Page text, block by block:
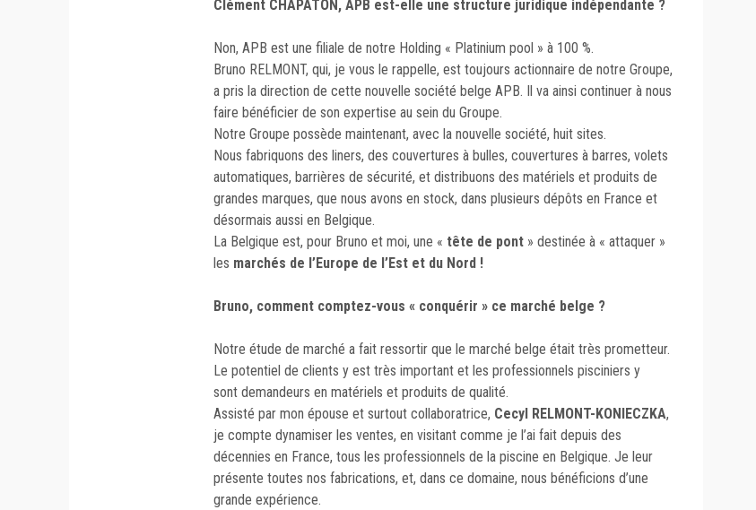
Clément CHAPATON, APB est-elle une structure juridique indépendante ?
Non, APB est une filiale de notre Holding « Platinium pool » à 100 %.
Bruno RELMONT, qui, je vous le rappelle, est toujours actionnaire de notre Groupe,
a pris la direction de cette nouvelle société belge APB. Il va ainsi continuer à nous
faire bénéficier de son expertise au sein du Groupe.
Notre Groupe possède maintenant, avec la nouvelle société, huit sites.
Nous fabriquons des liners, des couvertures à bulles, couvertures à barres, volets
automatiques, barrières de sécurité, et distribuons des matériels et produits de
grandes marques, que nous avons en stock, dans plusieurs dépôts en France et
désormais aussi en Belgique.
La Belgique est, pour Bruno et moi, une « tête de pont » destinée à « attaquer »
les marchés de l’Europe de l’Est et du Nord !
Bruno, comment comptez-vous « conquérir » ce marché belge ?
Notre étude de marché a fait ressortir que le marché belge était très prometteur.
Le potentiel de clients y est très important et les professionnels pisciniers y
sont demandeurs en matériels et produits de qualité.
Assisté par mon épouse et surtout collaboratrice, Cecyl RELMONT-KONIECZKA,
je compte dynamiser les ventes, en visitant comme je l’ai fait depuis des
décennies en France, tous les professionnels de la piscine en Belgique. Je leur
présente toutes nos fabrications, et, dans ce domaine, nous bénéficions d’une
grande expérience.